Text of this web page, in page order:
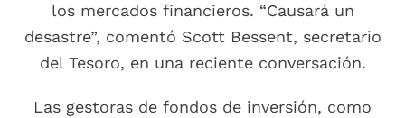
los mercados financieros. “Causará un
desastre”, comentó Scott Bessent, secretario
del Tesoro, en una reciente conversación.
Las gestoras de fondos de inversión, como